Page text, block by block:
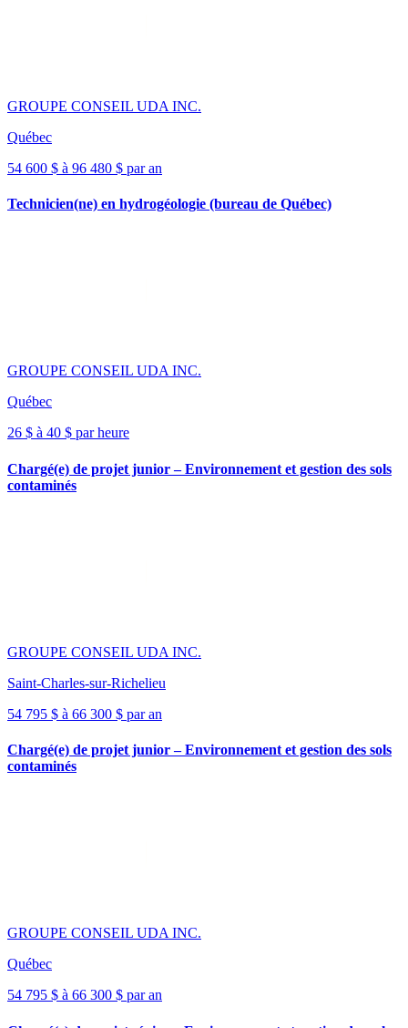
GROUPE CONSEIL UDA INC.
Québec
54 600 $ à 96 480 $ par an
Technicien(ne) en hydrogéologie (bureau de Québec)
GROUPE CONSEIL UDA INC.
Québec
26 $ à 40 $ par heure
Chargé(e) de projet junior – Environnement et gestion des sols
contaminés
GROUPE CONSEIL UDA INC.
Saint-Charles-sur-Richelieu
54 795 $ à 66 300 $ par an
Chargé(e) de projet junior – Environnement et gestion des sols
contaminés
GROUPE CONSEIL UDA INC.
Québec
54 795 $ à 66 300 $ par an